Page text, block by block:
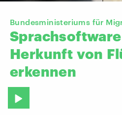
Bundesministeriums für
Sprachsoftware
Herkunft von
erkennen